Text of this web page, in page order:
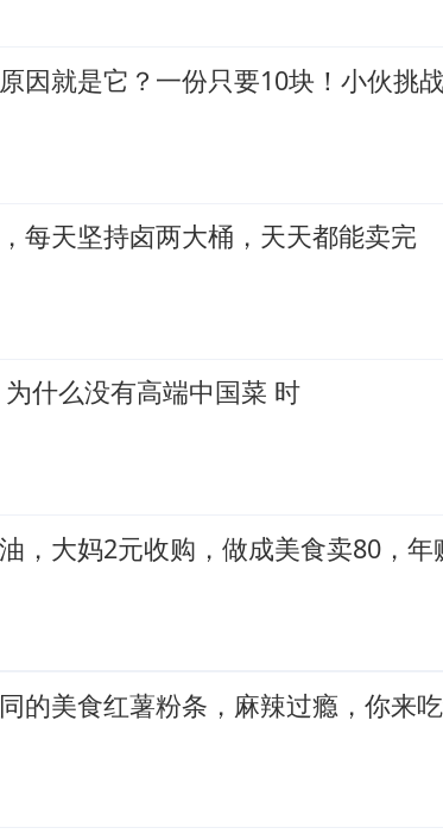
因就是它？一份只要10块！小伙挑
每天坚持卤两大桶，天天都能卖完
什么没有高端中国菜 时
，大妈2元收购，做成美食卖80，年
的美食红薯粉条，麻辣过瘾，你来